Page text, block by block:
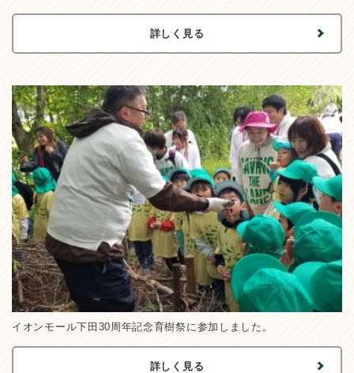
詳しく見る
イオンモール下田30周年記念育樹祭に参加しました。
詳しく見る